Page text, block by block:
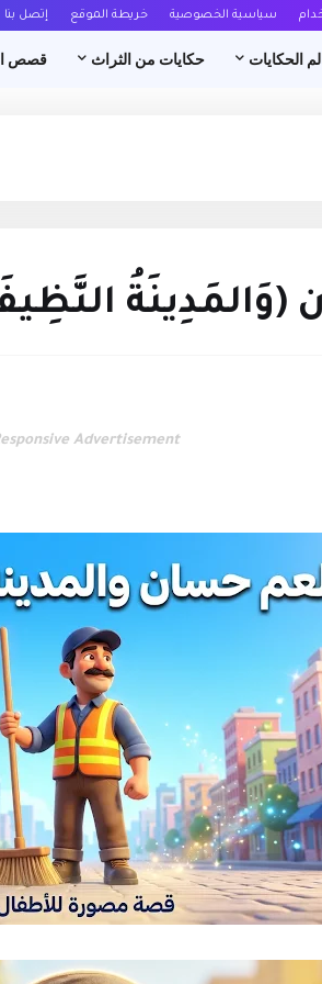
سياسية الخصوصية خريطة الموقع إتصل بنا
الحكايات حكايات من الثراث قصص
Advertisement